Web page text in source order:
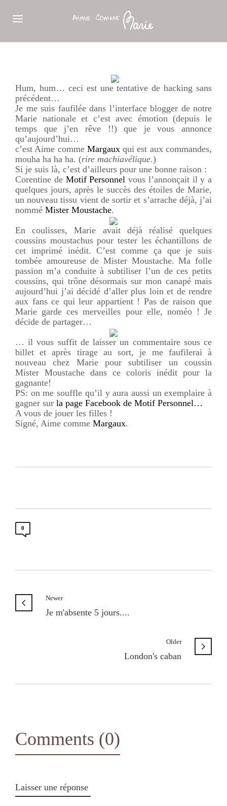
Hum, hum… ceci est une tentative de hacking sans
précédent…
Je me suis faufilée dans l’interface blogger de notre
Marie nationale et c’est avec émotion (depuis le
temps que j’en rêve !!) que je vous annonce
qu’aujourd’hui…
c’est Aime comme Margauxqui est aux commandes,
mouha ha ha ha. (rire machiavélique.)
Si je suis là, c’est d’ailleurs pour une bonne raison :
Corentine de Motif Personnel vous l’annonçait il y a
quelques jours, après le succès des étoiles de Marie,
un nouveau tissu vient de sortir et s’arrache déjà, j’ai
nommé Mister Moustache.
En coulisses, Marie avait déjà réalisé quelques
coussins moustachus pour tester les échantillons de
cet imprimé inédit. C’est comme ça que je suis
tombée amoureuse de Mister Moustache. Ma folle
passion m’a conduite à subtiliser l’un de ces petits
coussins, qui trône désormais sur mon canapé mais
aujourd’hui j’ai décidé d’aller plus loin et de rendre
aux fans ce qui leur appartient ! Pas de raison que
Marie garde ces merveilles pour elle, noméo ! Je
décide de partager…
… il vous suffit de laisser un commentaire sous ce
billet et après tirage au sort, je me faufilerai à
nouveau chez Marie pour subtiliser un coussin
Mister Moustache dans ce coloris inédit pour la
gagnante!
PS: on me souffle qu’il y aura aussi un exemplaire à
gagner sur la page Facebook de Motif Personnel…
A vous de jouer les filles !
Signé, Aime comme Margaux.
0
Newer
Je m'absente 5 jours....
Older
London's caban
Comments (0)
Laisser une réponse